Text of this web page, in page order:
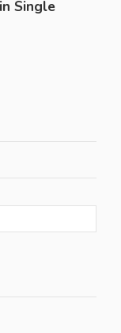
Single